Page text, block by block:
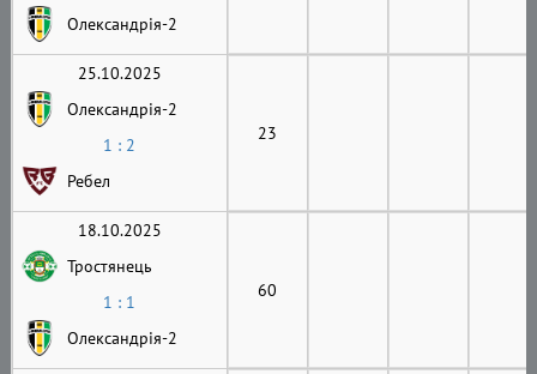
Олександрія-2
25.10.2025
Олександрія-2
1 : 2
Ребел
23
18.10.2025
Тростянець
1 : 1
Олександрія-2
60